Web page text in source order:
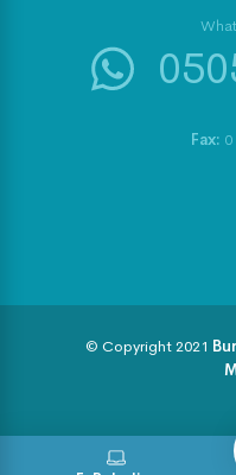
Fax:
© Copyright 2021